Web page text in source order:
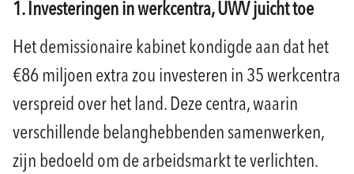
1. Investeringen in werkcentra, UWV juicht toe
Het demissionaire kabinet kondigde aan dat het
€86 miljoen extra zou investeren in 35 werkcentra
verspreid over het land. Deze centra, waarin
verschillende belanghebbenden samenwerken,
zijn bedoeld om de arbeidsmarkt te verlichten.